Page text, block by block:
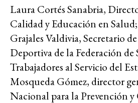
Laura Cortés Sanabria,
Calidad y Educación en
Grajales Valdivia, Secretario
Deportiva de la Federación de
Trabajadores al Servicio del
Mosqueda Gómez, director
Nacional para la Prevención